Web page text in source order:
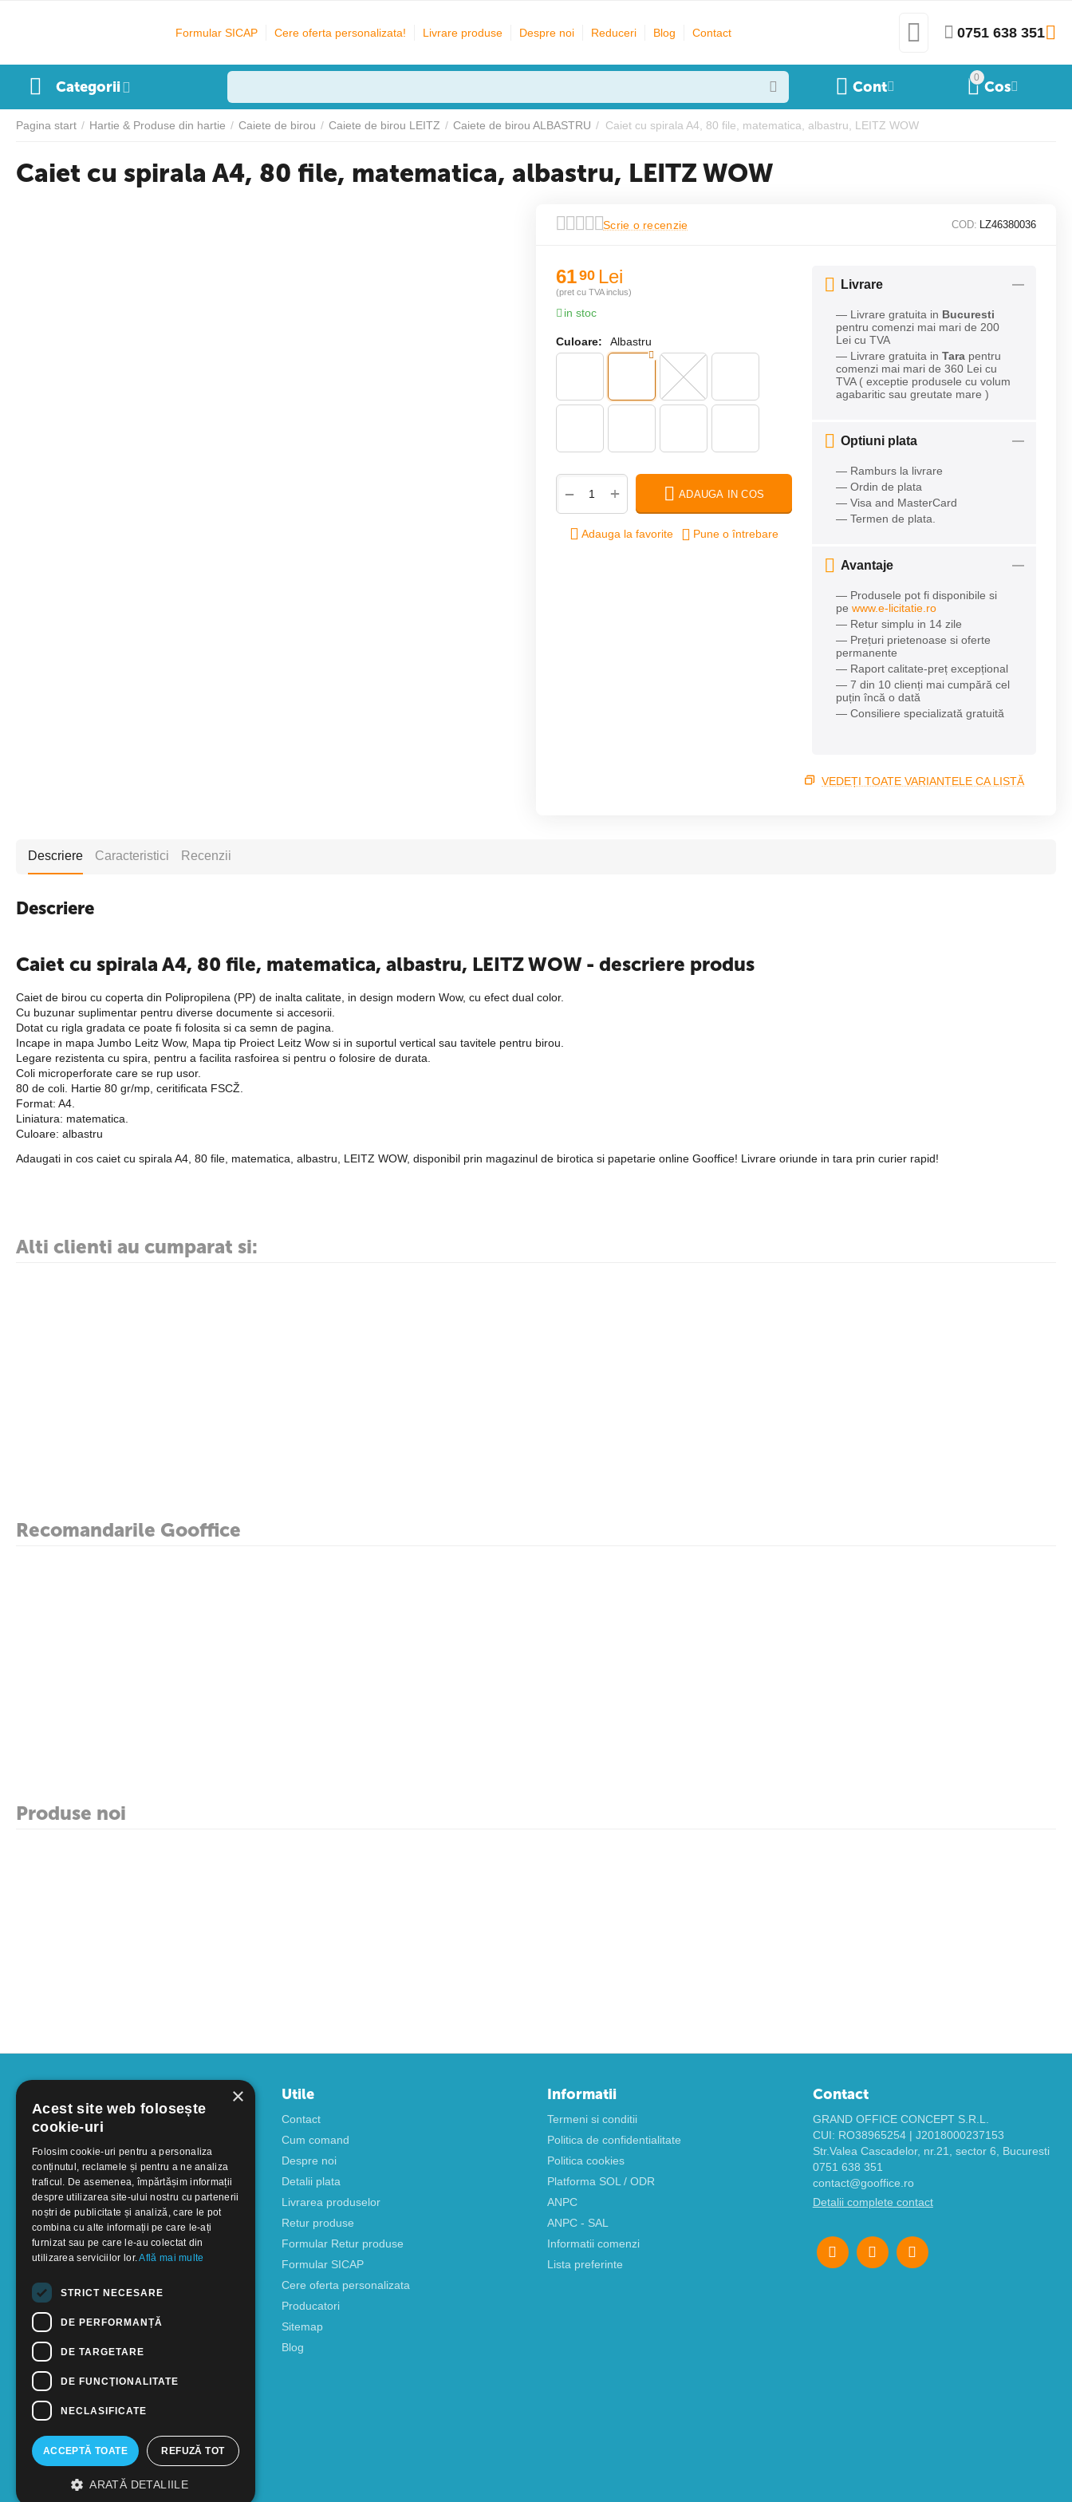
Formular SICAP Cere oferta personalizata! Livrare produse Despre noi Reduceri Blog Contact 0751 638 351
Categorii
0
Cos
Cont
Pagina start / Hartie & Produse din hartie / Caiete de birou / Caiete de birou LEITZ / Caiete de birou ALBASTRU / Caiet cu spirala A4, 80 file, matematica, albastru, LEITZ WOW
Caiet cu spirala A4, 80 file, matematica, albastru, LEITZ WOW
Scrie o recenzie COD: LZ46380036
6190 Lei
(pret cu TVA inclus)
in stoc
Culoare: Albastru
+
− ADAUGA IN COS
Adauga la favorite Pune o întrebare
Livrare
— Livrare gratuita in Bucuresti
pentru comenzi mai mari de 200
Lei cu TVA
— Livrare gratuita in Tara pentru
comenzi mai mari de 360 Lei cu
TVA ( exceptie produsele cu volum
agabaritic sau greutate mare )
Optiuni plata
— Ramburs la livrare
— Ordin de plata
— Visa and MasterCard
— Termen de plata.
Avantaje
— Produsele pot fi disponibile si
pe www.e-licitatie.ro
— Retur simplu in 14 zile
— Prețuri prietenoase si oferte
permanente
— Raport calitate-preț excepțional
— 7 din 10 clienți mai cumpără cel
puțin încă o dată
— Consiliere specializată gratuită
VEDEȚI TOATE VARIANTELE CA LISTĂ
Descriere Caracteristici Recenzii
Descriere
Caiet cu spirala A4, 80 file, matematica, albastru, LEITZ WOW - descriere produs
Caiet de birou cu coperta din Polipropilena (PP) de inalta calitate, in design modern Wow, cu efect dual color.
Cu buzunar suplimentar pentru diverse documente si accesorii.
Dotat cu rigla gradata ce poate fi folosita si ca semn de pagina.
Incape in mapa Jumbo Leitz Wow, Mapa tip Proiect Leitz Wow si in suportul vertical sau tavitele pentru birou.
Legare rezistenta cu spira, pentru a facilita rasfoirea si pentru o folosire de durata.
Coli microperforate care se rup usor.
80 de coli. Hartie 80 gr/mp, ceritificata FSCŽ.
Format: A4.
Liniatura: matematica.
Culoare: albastru
Adaugati in cos caiet cu spirala A4, 80 file, matematica, albastru, LEITZ WOW, disponibil prin magazinul de birotica si papetarie online Gooffice! Livrare oriunde in tara prin curier rapid!
Alti clienti au cumparat si:
Recomandarile Gooffice
Produse noi
Contul meu
Autentificare
Utile
Contact
Cum comand
Despre noi
Detalii plata
Livrarea produselor
Retur produse
Formular Retur produse
Formular SICAP
Cere oferta personalizata
Producatori
Sitemap
Blog
Informatii
Termeni si conditii
Politica de confidentialitate
Politica cookies
Platforma SOL / ODR
ANPC
ANPC - SAL
Informatii comenzi
Lista preferinte
Contact
GRAND OFFICE CONCEPT S.R.L.
CUI: RO38965254 | J2018000237153
Str.Valea Cascadelor, nr.21, sector 6, Bucuresti
0751 638 351
contact@gooffice.ro
Detalii complete contact
×
Acest site web folosește
cookie-uri
Folosim cookie-uri pentru a personaliza
conținutul, reclamele și pentru a ne analiza
traficul. De asemenea, împărtășim informații
despre utilizarea site-ului nostru cu partenerii
noștri de publicitate și analiză, care le pot
combina cu alte informații pe care le-ați
furnizat sau pe care le-au colectat din
utilizarea serviciilor lor.Află mai multe
STRICT NECESARE
DE PERFORMANȚĂ
DE TARGETARE
DE FUNCŢIONALITATE
NECLASIFICATE
ACCEPTĂ TOATE REFUZĂ TOT
ARATĂ DETALIILE